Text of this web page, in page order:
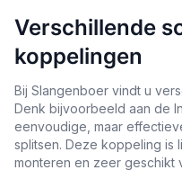
Verschillende
koppelingen
Bij Slangenboer vindt u
Denk bijvoorbeeld aan de
eenvoudige, maar
splitsen. Deze koppeling is
monteren en zeer geschikt